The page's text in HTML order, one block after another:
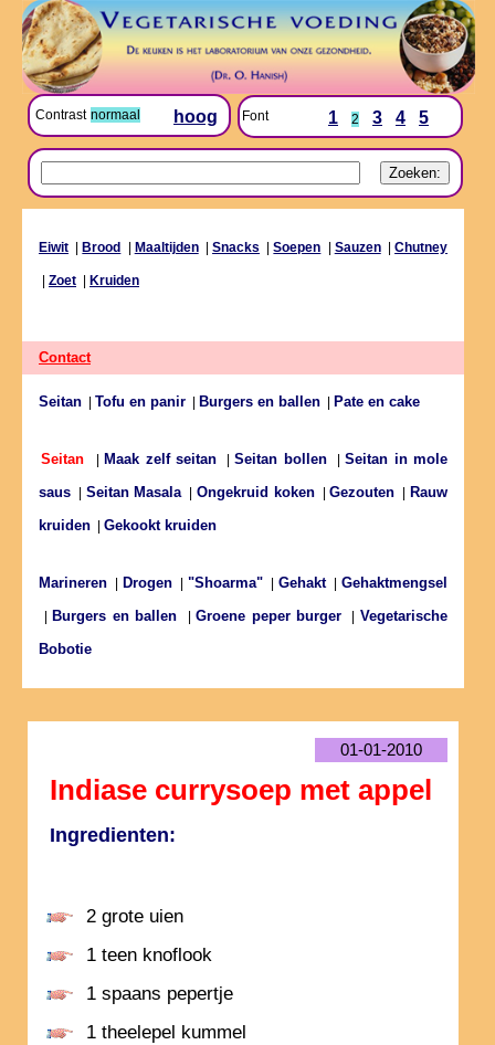
Contrast normaal hoog Font 1 2 3 4 5
Eiwit Brood Maaltijden|Snacks |Soepen Sauzen|Chutney
Zoet Kruiden
Contact
Seitan Tofu en panir Burgers en ballen Pate en cake
Seitan Maak zelf seitan |Seitan bollen|Seitan in mole
saus
Seitan Masala|Ongekruid koken|Gezouten
Rauw
kruiden
Gekookt kruiden
Marineren Drogen "Shoarma" Gehakt|Gehaktmengsel
Burgers en ballen |Groene peper burger |Vegetarische
Bobotie
01-01-2010
Indiase currysoep met appel
Ingredienten:
2 grote uien
1 teen knoflook
1 spaans pepertje
1 theelepel kummel